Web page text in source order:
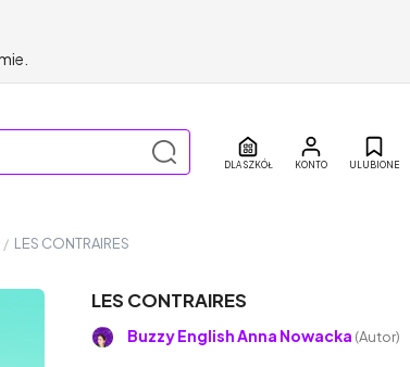
DLA SZKÓŁ ULUBIONE
/ LES CONTRAIRES
LES CONTRAIRES
Buzzy English Anna Nowacka (Autor)